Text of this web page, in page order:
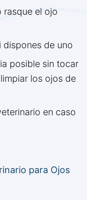
rasque el ojo
dispones de uno
posible sin tocar
los ojos de
en caso
para Ojos